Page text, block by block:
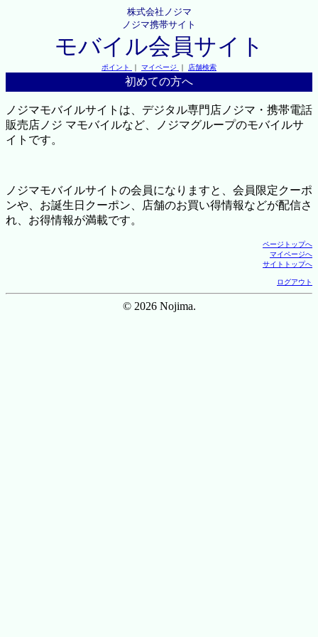
株式会社ノジマ
ノジマ携帯サイト
モバイル会員サイト
ポイント ｜ マイページ ｜ 店舗検索
初めての方へ
ノジマモバイルサイトは、デジタル専門店ノジマ・携帯電話
販売店ノジ マモバイルなど、ノジマグループのモバイルサ
イトです。
ノジマモバイルサイトの会員になりますと、会員限定クーポ
ンや、お誕生日クーポン、店舗のお買い得情報などが配信さ
れ、お得情報が満載です。
ページトップへ
マイページへ
サイトトップへ
ログアウト
© 2026 Nojima.